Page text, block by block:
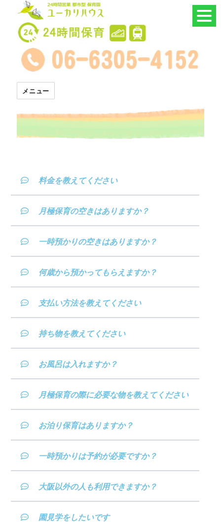
24時間託児所 ユーカリハウス
メニュー
料金を教えてください
月極保育の空きはありますか？
一時預かりの空きはありますか？
何歳から預かってもらえますか？
支払い方法を教えてください
持ち物を教えてください
お風呂は入れますか？
月極保育の際に必要な物を教えてください
お泊り保育はありますか？
一時預かりは予約が必要ですか？
大阪以外の人も利用できますか？
園見学をしたいです